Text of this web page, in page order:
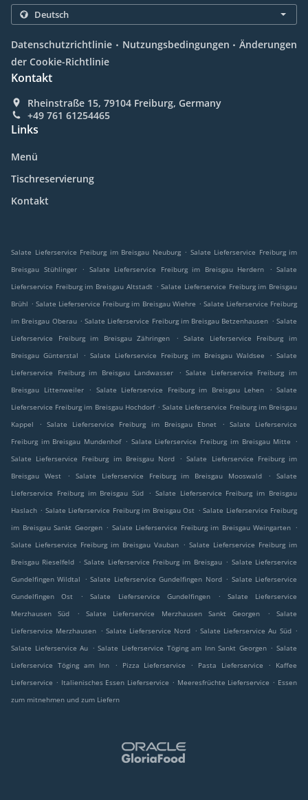
Datenschutzrichtlinie . Nutzungsbedingungen . Änderungen
der Cookie-Richtlinie
Kontakt
Rheinstraße 15, 79104 Freiburg, Germany
+49 761 61254465
Links
Menü
Tischreservierung
Kontakt
Salate Lieferservice Freiburg im Breisgau Neuburg . Salate Lieferservice Freiburg im
Breisgau Stühlinger
. Salate Lieferservice Freiburg im Breisgau Herdern . Salate
Lieferservice Freiburg im Breisgau Altstadt . Salate Lieferservice Freiburg im Breisgau
Brühl . Salate Lieferservice Freiburg im Breisgau Wiehre . Salate Lieferservice Freiburg
im Breisgau Oberau . Salate Lieferservice Freiburg im Breisgau Betzenhausen . Salate
Lieferservice Freiburg im Breisgau Zähringen
. Salate Lieferservice Freiburg im
Breisgau Günterstal
. Salate Lieferservice Freiburg im Breisgau Waldsee . Salate
Lieferservice Freiburg im Breisgau Landwasser
. Salate Lieferservice Freiburg im
Breisgau Littenweiler
. Salate Lieferservice Freiburg im Breisgau Lehen . Salate
Lieferservice Freiburg im Breisgau Hochdorf . Salate Lieferservice Freiburg im Breisgau
Kappel
. Salate Lieferservice Freiburg im Breisgau Ebnet . Salate Lieferservice
Freiburg im Breisgau Mundenhof . Salate Lieferservice Freiburg im Breisgau Mitte
.
Salate Lieferservice Freiburg im Breisgau Nord
. Salate Lieferservice Freiburg im
Breisgau West
. Salate Lieferservice Freiburg im Breisgau Mooswald .
Salate
Lieferservice Freiburg im Breisgau Süd
. Salate Lieferservice Freiburg im Breisgau
Haslach . Salate Lieferservice Freiburg im Breisgau Ost . Salate Lieferservice Freiburg
im Breisgau Sankt Georgen . Salate Lieferservice Freiburg im Breisgau Weingarten .
Salate Lieferservice Freiburg im Breisgau Vauban . Salate Lieferservice Freiburg im
Breisgau Rieselfeld . Salate Lieferservice Freiburg im Breisgau . Salate Lieferservice
Gundelfingen Wildtal
. Salate Lieferservice Gundelfingen Nord . Salate Lieferservice
Gundelfingen Ost
. Salate Lieferservice Gundelfingen .
Salate Lieferservice
Merzhausen Süd
. Salate Lieferservice Merzhausen Sankt Georgen .
Salate
Lieferservice Merzhausen . Salate Lieferservice Nord . Salate Lieferservice Au Süd .
Salate Lieferservice Au . Salate Lieferservice Töging am Inn Sankt Georgen . Salate
Lieferservice Töging am Inn
. Pizza Lieferservice . Pasta Lieferservice .
Kaffee
Lieferservice . Italienisches Essen Lieferservice . Meeresfrüchte Lieferservice . Essen
zum mitnehmen und zum Liefern